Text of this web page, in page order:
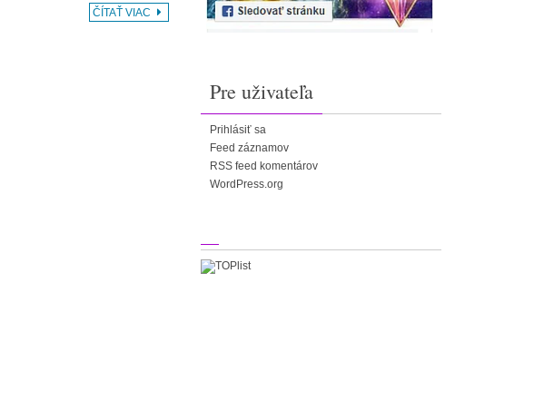
ČÍTAŤ VIAC
Pre uživateľa
Prihlásiť sa
Feed záznamov
RSS feed komentárov
WordPress.org